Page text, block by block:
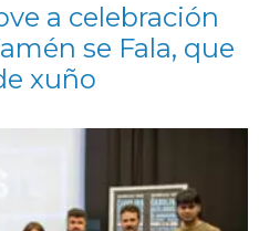
a celebración
se Fala, que
xuño